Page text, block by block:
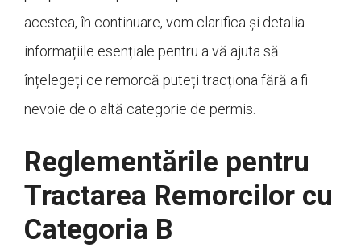
acestea, în continuare, vom clarifica și detalia
informațiile esențiale pentru a vă ajuta să
înțelegeți ce remorcă puteți tracționa fără a fi
nevoie de o altă categorie de permis.
Reglementările pentru
Tractarea Remorcilor cu
Categoria B